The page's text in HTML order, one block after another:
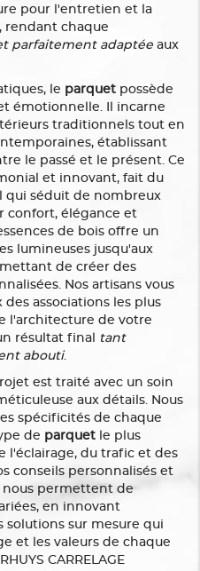
pour l'entretien et la
, rendant chaque
parfaitement adaptée aux
le parquet possède
émotionnelle. Il incarne
traditionnels tout en
établissant
le passé et le présent. Ce
et innovant, fait du
qui séduit de nombreux
confort, élégance et
de bois offre un
lumineuses jusqu'aux
de créer des
Nos artisans vous
associations les plus
l'architecture de votre
résultat final
tant
abouti.
est traité avec un soin
aux détails. Nous
spécificités de chaque
de parquet le plus
l'éclairage, du trafic et des
conseils personnalisés et
permettent de
en innovant
sur mesure qui
et les valeurs de chaque
CARRELAGE